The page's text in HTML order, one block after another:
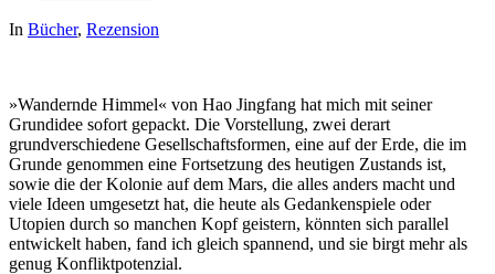
In Bücher, Rezension
»Wandernde Himmel« von Hao Jingfang hat mich mit seiner
Grundidee sofort gepackt. Die Vorstellung, zwei derart
grundverschiedene Gesellschaftsformen, eine auf der Erde, die im
Grunde genommen eine Fortsetzung des heutigen Zustands ist,
sowie die der Kolonie auf dem Mars, die alles anders macht und
viele Ideen umgesetzt hat, die heute als Gedankenspiele oder
Utopien durch so manchen Kopf geistern, könnten sich parallel
entwickelt haben, fand ich gleich spannend, und sie birgt mehr als
genug Konfliktpotenzial.